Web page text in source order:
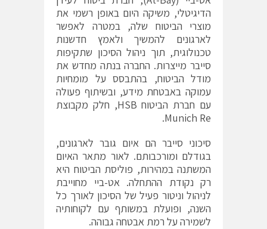
הדיגיטלי, משיקה היום באופן רשמי את
מוצרי הביטוח שלה, במטרה לאפשר
לארגונים להמשיך ולאמץ חדשנות
טכנולוגית, תוך ניהול הסיכון שתקיפות
סייבר מייצרות. החברה בנתה מחדש את
מודל הביטוח, בהתבסס על מומחיות
עמוקה באבטחת מידע, ובשיתוף פעולה
עם חברת הביטוח HSB, חלק מקבוצת
Munich Re.
סיכוני סייבר הם איום גובר לארגונים,
בגודלם ומורכבותם. לאור מתאר האיום
המשתנה במהירות, פוליסת הביטוח היא
רק נקודת ההתחלה. אט-ביי מחוייבת
לניהול וניטור פעיל של הסיכון לאורך כל
השנה, ופועלת במשותף עם לקוחותיה
לשמירה על רמת אבטחה גבוהה.